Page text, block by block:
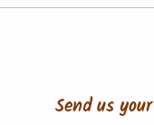
Send us